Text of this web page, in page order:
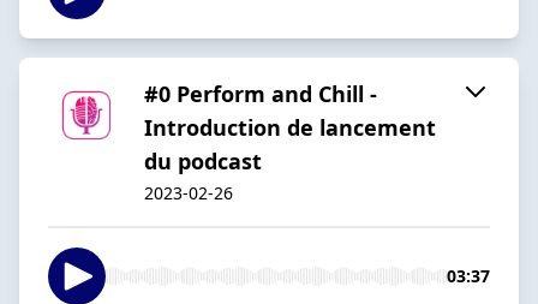
#0 Perform and Chill -
Introduction de lancement
du podcast
2023-02-26
03:37